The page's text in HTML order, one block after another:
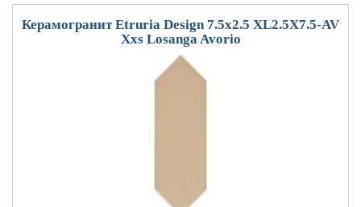
Керамогранит Etruria Design 7.5x2.5 XL2.5X7.5-AV
Xxs Losanga Avorio